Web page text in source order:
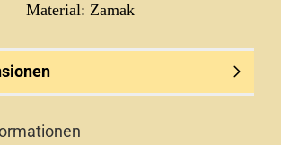
Material: Zamak